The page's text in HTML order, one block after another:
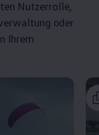
Nutzerrolle,
oder
Ihrem